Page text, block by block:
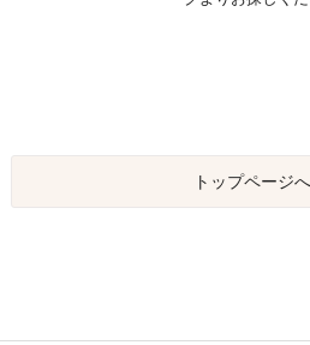
トップページ